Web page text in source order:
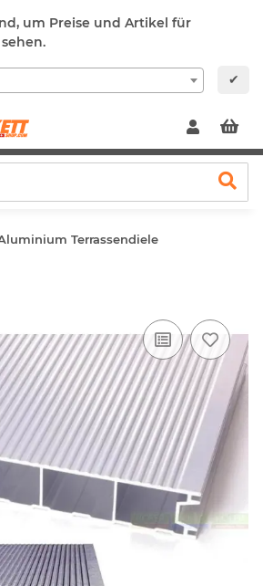
um Preise und Artikel für
✔
Terrassendiele